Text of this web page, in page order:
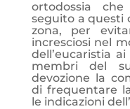
ortodossia
seguito a questi
zona, per
incresciosi nel
dell’eucaristia
membri del
devozione la
di frequentare
le indicazioni